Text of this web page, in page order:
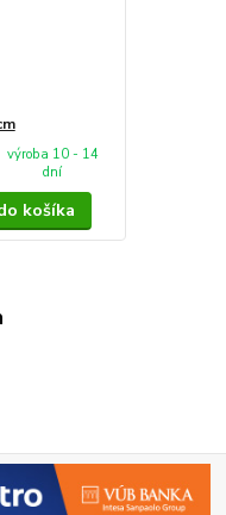
výroba 10 - 14
dní
košíka